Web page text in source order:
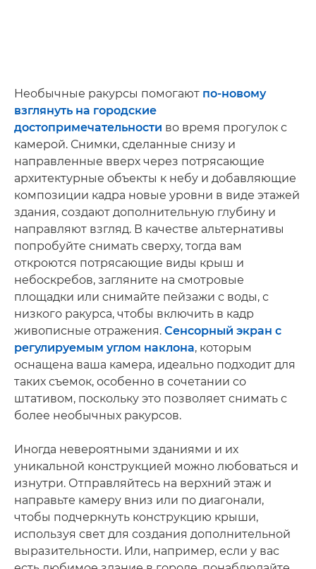
Необычные ракурсы помогают по-новому
взглянуть на городские
достопримечательности во время прогулок с
камерой. Снимки, сделанные снизу и
направленные вверх через потрясающие
архитектурные объекты к небу и добавляющие
композиции кадра новые уровни в виде этажей
здания, создают дополнительную глубину и
направляют взгляд. В качестве альтернативы
попробуйте снимать сверху, тогда вам
откроются потрясающие виды крыш и
небоскребов, загляните на смотровые
площадки или снимайте пейзажи с воды, с
низкого ракурса, чтобы включить в кадр
живописные отражения. Сенсорный экран с
регулируемым углом наклона, которым
оснащена ваша камера, идеально подходит для
таких съемок, особенно в сочетании со
штативом, поскольку это позволяет снимать с
более необычных ракурсов.
Иногда невероятными зданиями и их
уникальной конструкцией можно любоваться и
изнутри. Отправляйтесь на верхний этаж и
направьте камеру вниз или по диагонали,
чтобы подчеркнуть конструкцию крыши,
используя свет для создания дополнительной
выразительности. Или, например, если у вас